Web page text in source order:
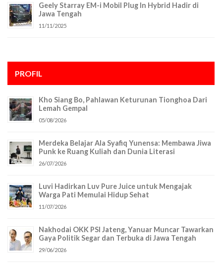
Geely Starray EM-i Mobil Plug In Hybrid Hadir di
Jawa Tengah
11/11/2025
PROFIL
Kho Siang Bo, Pahlawan Keturunan Tionghoa Dari
Lemah Gempal
05/08/2026
Merdeka Belajar Ala Syafiq Yunensa: Membawa Jiwa
Punk ke Ruang Kuliah dan Dunia Literasi
26/07/2026
Luvi Hadirkan Luv Pure Juice untuk Mengajak
Warga Pati Memulai Hidup Sehat
11/07/2026
Nakhodai OKK PSI Jateng, Yanuar Muncar Tawarkan
Gaya Politik Segar dan Terbuka di Jawa Tengah
29/06/2026